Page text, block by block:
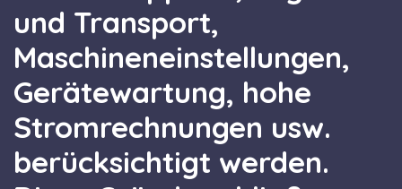
und Transport,
Maschineneinstellungen,
Gerätewartung, hohe
Stromrechnungen usw.
berücksichtigt werden.